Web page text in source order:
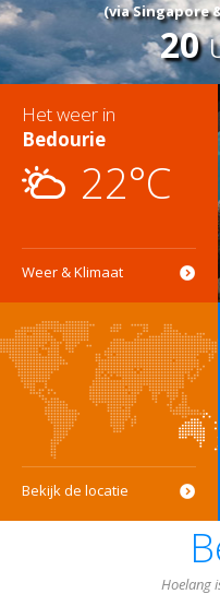
(via Singapore
20
Het weer in
Bedourie
22°C
Weer & Klimaat
Bekijk de locatie
Hoelang